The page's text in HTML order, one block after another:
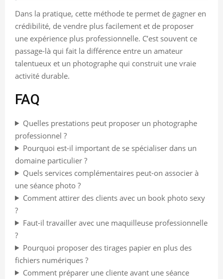
Dans la pratique, cette méthode te permet de gagner en
crédibilité, de vendre plus facilement et de proposer
une expérience plus professionnelle. C’est souvent ce
passage-là qui fait la différence entre un amateur
talentueux et un photographe qui construit une vraie
activité durable.
FAQ
Quelles prestations peut proposer un photographe
professionnel ?
Pourquoi est-il important de se spécialiser dans un
domaine particulier ?
Quels services complémentaires peut-on associer à
une séance photo ?
Comment attirer des clients avec un book photo sexy
?
Faut-il travailler avec une maquilleuse professionnelle
?
Pourquoi proposer des tirages papier en plus des
fichiers numériques ?
Comment préparer une cliente avant une séance